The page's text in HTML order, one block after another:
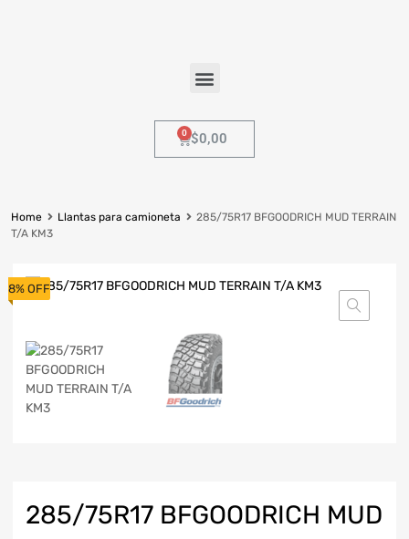
$0,00
Home Llantas para camioneta
285/75R17 BFGOODRICH MUD TERRAIN
T/A KM3
8% OFF
285/75R17 BFGOODRICH MUD